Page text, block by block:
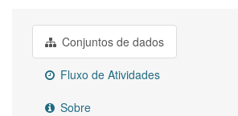
Conjuntos de dados
Fluxo de Atividades
Sobre